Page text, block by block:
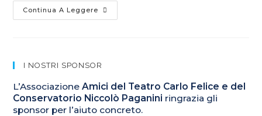
Continua A Leggere
I NOSTRI SPONSOR
L’AssociazioneAmici del Teatro Carlo Felice e del
Conservatorio Niccolò Paganini ringrazia gli
sponsor per l’aiuto concreto.